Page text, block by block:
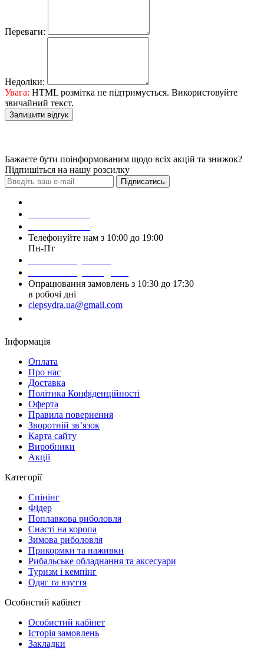
Переваги:
Недоліки:
Увага: HTML розмітка не підтримується. Використовуйте
звичайний текст.
Залишити відгук
Бажаєте бути поінформованим щодо всіх акцій та знижок?
Підпишіться на нашу розсилку
Підписатись
Телефонуйте нам з 10:00 до 19:00
Пн-Пт
Опрацювання замовлень з 10:30 до 17:30
в робочі дні
clepsydra.ua@gmail.com
Інформація
Оплата
Про нас
Доставка
Політика Конфіденційності
Оферта
Правила повернення
Зворотній зв’язок
Карта сайту
Виробники
Акції
Категорії
Спінінг
Фідер
Поплавкова риболовля
Снасті на коропа
Зимова риболовля
Прикормки та наживки
Рибальське обладнання та аксесуари
Туризм і кемпінг
Одяг та взуття
Особистий кабінет
Особистий кабінет
Історія замовлень
Закладки